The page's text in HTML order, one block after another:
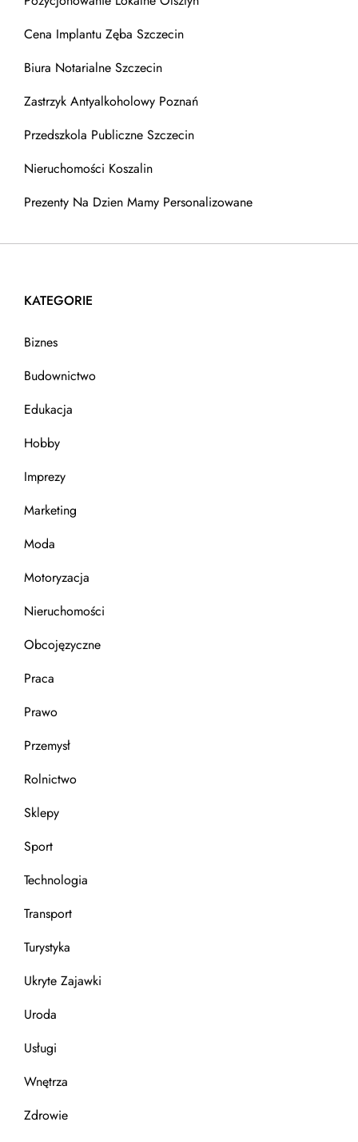
Cena Implantu Zęba Szczecin
Biura Notarialne Szczecin
Zastrzyk Antyalkoholowy Poznań
Przedszkola Publiczne Szczecin
Nieruchomości Koszalin
Prezenty Na Dzien Mamy Personalizowane
KATEGORIE
Biznes
Budownictwo
Edukacja
Hobby
Imprezy
Marketing
Moda
Motoryzacja
Nieruchomości
Obcojęzyczne
Praca
Prawo
Przemysł
Rolnictwo
Sklepy
Sport
Technologia
Transport
Turystyka
Ukryte Zajawki
Uroda
Usługi
Wnętrza
Zdrowie